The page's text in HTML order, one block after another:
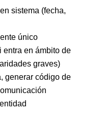
sistema (fecha,
único
entra en ámbito de
graves)
generar código de